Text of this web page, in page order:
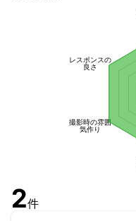
撮影時の雰囲
気作り
レスポンスの
良さ
2件